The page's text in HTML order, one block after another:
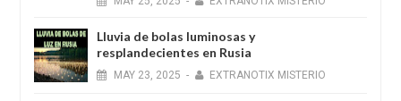
Lluvia de bolas luminosas y
resplandecientes en Rusia
MAY 23, 2025 - EXTRANOTIX MISTERIO